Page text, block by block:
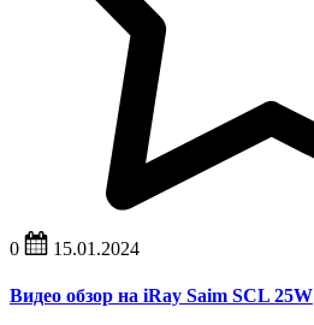
0 15.01.2024
Видео обзор на iRay Saim SCL 25W